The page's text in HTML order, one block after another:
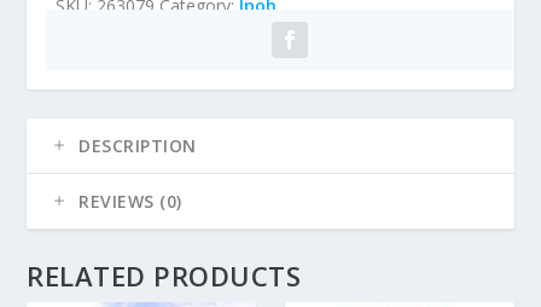
SKU: 263079 Category: Ipoh
DESCRIPTION
REVIEWS (0)
RELATED PRODUCTS